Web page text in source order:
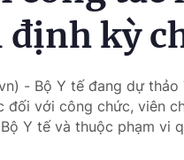
định kỳ
- Bộ Y tế đang dự
đối với công chức, viên
Y tế và thuộc phạm vi